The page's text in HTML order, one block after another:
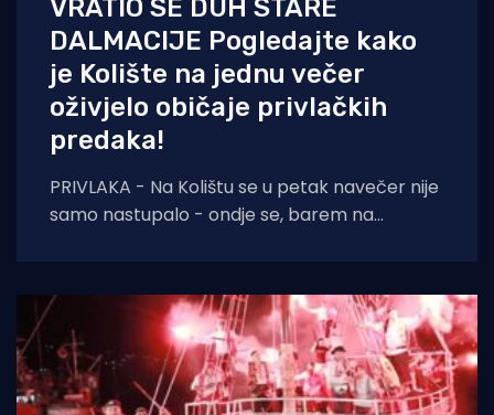
VRATIO SE DUH STARE
DALMACIJE Pogledajte kako
je Kolište na jednu večer
oživjelo običaje privlačkih
predaka!
PRIVLAKA - Na Kolištu se u petak navečer nije
samo nastupalo - ondje se, barem na